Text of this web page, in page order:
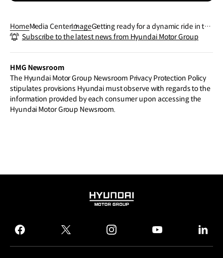
HomeMedia CenterImageGetting ready for a dynamic ride in the
stylish #KonaN.
Subscribe to the latest news from Hyundai Motor Group
HMG Newsroom
The Hyundai Motor Group Newsroom Privacy Protection Policy
stipulates provisions Hyundai must observe with regards to the
information provided by each consumer upon accessing the
Hyundai Motor Group Newsroom.
HYUNDAI
GROUP
facebook
twitter instagram